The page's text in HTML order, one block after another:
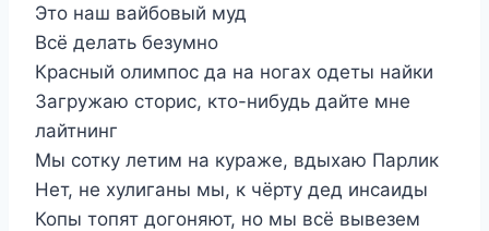
Это наш вайбовый муд
Всё делать безумно
Красный олимпос да на ногах одеты найки
Загружаю сторис, кто-нибудь дайте мне
лайтнинг
Мы сотку летим на кураже, вдыхаю Парлик
Нет, не хулиганы мы, к чёрту дед инсаиды
Копы топят догоняют, но мы всё вывезем